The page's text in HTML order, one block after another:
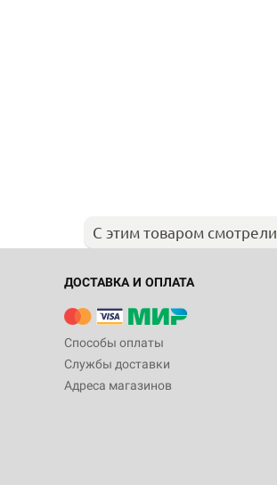
С этим товаром смотрели
ДОСТАВКА И ОПЛАТА
Способы оплаты
Службы доставки
Адреса магазинов